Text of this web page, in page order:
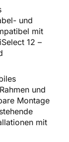
und
mit
12 –
und
Montage
mit